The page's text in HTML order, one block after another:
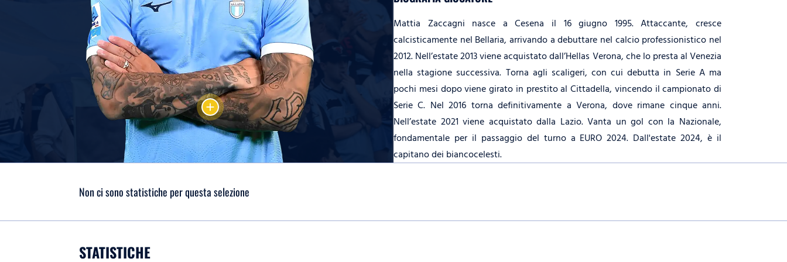
add
Mattia Zaccagni nasce a Cesena il 16 giugno 1995. Attaccante, cresce
calcisticamente nel Bellaria, arrivando a debuttare nel calcio professionistico nel
2012. Nell’estate 2013 viene acquistato dall’Hellas Verona, che lo presta al Venezia
nella stagione successiva. Torna agli scaligeri, con cui debutta in Serie A ma
pochi mesi dopo viene girato in prestito al Cittadella, vincendo il campionato di
Serie C. Nel 2016 torna definitivamente a Verona, dove rimane cinque anni.
Nell’estate 2021 viene acquistato dalla Lazio. Vanta un gol con la Nazionale,
fondamentale per il passaggio del turno a EURO 2024. Dall'estate 2024, è il
capitano dei biancocelesti.
Non ci sono statistiche per questa selezione
STATISTICHE